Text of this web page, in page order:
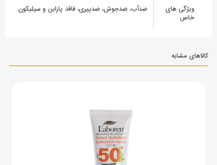
ویژگی های
خاص
ضدآب، ضدجوش، ضدپیری، فاقد پارابن و سیلیکون
کالاهای مشابه